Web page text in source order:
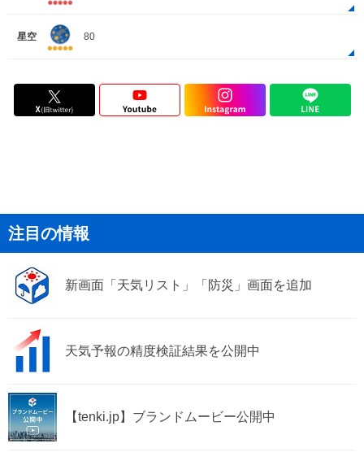
星空 80
注目の情報
新画面「天気リスト」「防災」画面を追加
天気予報の精度検証結果を公開中
【tenki.jp】ブランドムービー公開中